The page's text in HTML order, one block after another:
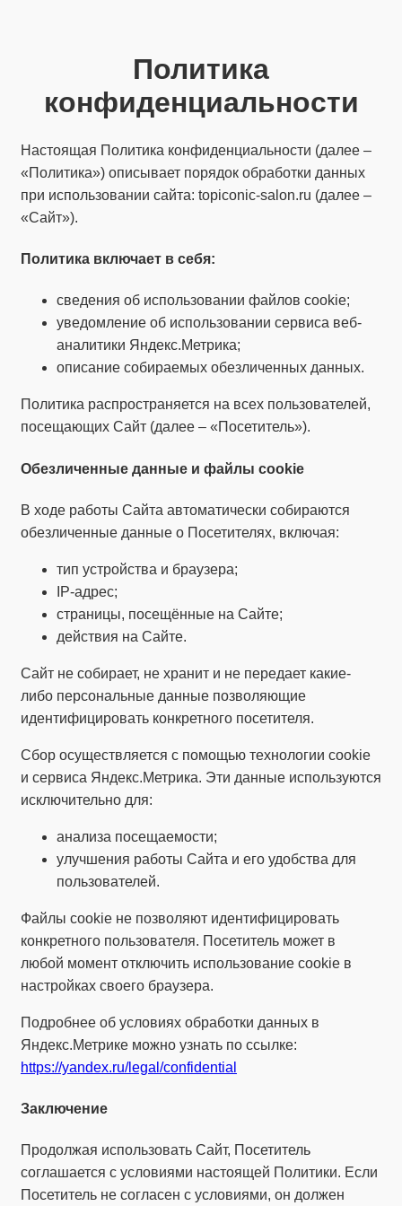
Политика
конфиденциальности
Настоящая Политика конфиденциальности (далее –
«Политика») описывает порядок обработки данных
при использовании сайта: topiconic-salon.ru (далее –
«Сайт»).
Политика включает в себя:
сведения об использовании файлов cookie;
уведомление об использовании сервиса веб-
аналитики Яндекс.Метрика;
описание собираемых обезличенных данных.
Политика распространяется на всех пользователей,
посещающих Сайт (далее – «Посетитель»).
Обезличенные данные и файлы cookie
В ходе работы Сайта автоматически собираются
обезличенные данные о Посетителях, включая:
тип устройства и браузера;
IP-адрес;
страницы, посещённые на Сайте;
действия на Сайте.
Сайт не собирает, не хранит и не передает какие-
либо персональные данные позволяющие
идентифицировать конкретного посетителя.
Сбор осуществляется с помощью технологии cookie
и сервиса Яндекс.Метрика. Эти данные используются
исключительно для:
анализа посещаемости;
улучшения работы Сайта и его удобства для
пользователей.
Файлы cookie не позволяют идентифицировать
конкретного пользователя. Посетитель может в
любой момент отключить использование cookie в
настройках своего браузера.
Подробнее об условиях обработки данных в
Яндекс.Метрике можно узнать по ссылке:
https://yandex.ru/legal/confidential
Заключение
Продолжая использовать Сайт, Посетитель
соглашается с условиями настоящей Политики. Если
Посетитель не согласен с условиями, он должен